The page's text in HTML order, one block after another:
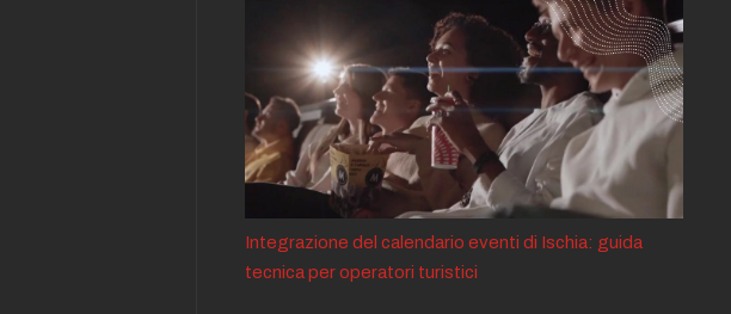
Integrazione del calendario eventi di Ischia: guida
tecnica per operatori turistici